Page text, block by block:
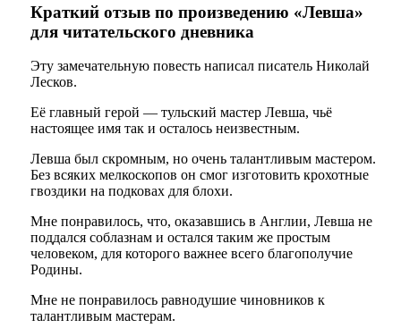
Краткий отзыв по произведению «Левша»
для читательского дневника
Эту замечательную повесть написал писатель Николай
Лесков.
Её главный герой — тульский мастер Левша, чьё
настоящее имя так и осталось неизвестным.
Левша был скромным, но очень талантливым мастером.
Без всяких мелкоскопов он смог изготовить крохотные
гвоздики на подковах для блохи.
Мне понравилось, что, оказавшись в Англии, Левша не
поддался соблазнам и остался таким же простым
человеком, для которого важнее всего благополучие
Родины.
Мне не понравилось равнодушие чиновников к
талантливым мастерам.